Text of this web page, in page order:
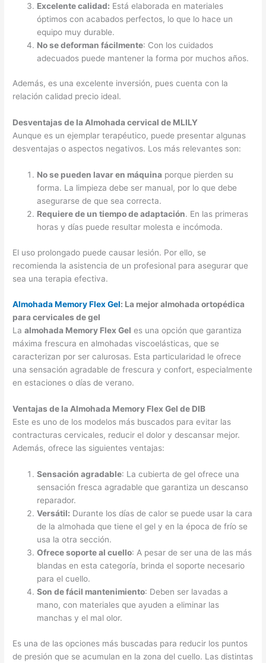
Excelente calidad: Está elaborada en materiales
óptimos con acabados perfectos, lo que lo hace un
equipo muy durable.
No se deforman fácilmente: Con los cuidados
adecuados puede mantener la forma por muchos años.
Además, es una excelente inversión, pues cuenta con la
relación calidad precio ideal.
Desventajas de la Almohada cervical de MLILY
Aunque es un ejemplar terapéutico, puede presentar algunas
desventajas o aspectos negativos. Los más relevantes son:
No se pueden lavar en máquina porque pierden su
forma. La limpieza debe ser manual, por lo que debe
asegurarse de que sea correcta.
Requiere de un tiempo de adaptación. En las primeras
horas y días puede resultar molesta e incómoda.
El uso prolongado puede causar lesión. Por ello, se
recomienda la asistencia de un profesional para asegurar que
sea una terapia efectiva.
Almohada Memory Flex Gel: La mejor almohada ortopédica
para cervicales de gel
Laalmohada Memory Flex Gel es una opción que garantiza
máxima frescura en almohadas viscoelásticas, que se
caracterizan por ser calurosas. Esta particularidad le ofrece
una sensación agradable de frescura y confort, especialmente
en estaciones o días de verano.
Ventajas de la Almohada Memory Flex Gel de DIB
Este es uno de los modelos más buscados para evitar las
contracturas cervicales, reducir el dolor y descansar mejor.
Además, ofrece las siguientes ventajas:
Sensación agradable: La cubierta de gel ofrece una
sensación fresca agradable que garantiza un descanso
reparador.
Versátil: Durante los días de calor se puede usar la cara
de la almohada que tiene el gel y en la época de frío se
usa la otra sección.
Ofrece soporte al cuello: A pesar de ser una de las más
blandas en esta categoría, brinda el soporte necesario
para el cuello.
Son de fácil mantenimiento: Deben ser lavadas a
mano, con materiales que ayuden a eliminar las
manchas y el mal olor.
Es una de las opciones más buscadas para reducir los puntos
de presión que se acumulan en la zona del cuello. Las distintas